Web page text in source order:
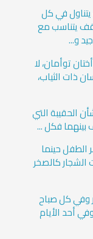
في كل
يتناسب مع
و...
توأمان، لا
ذات الثياب،
الحقيبة التي
بينهما فكل ...
حينما
الشجار كالصخر
وفي كل صباح
أحد الأيام